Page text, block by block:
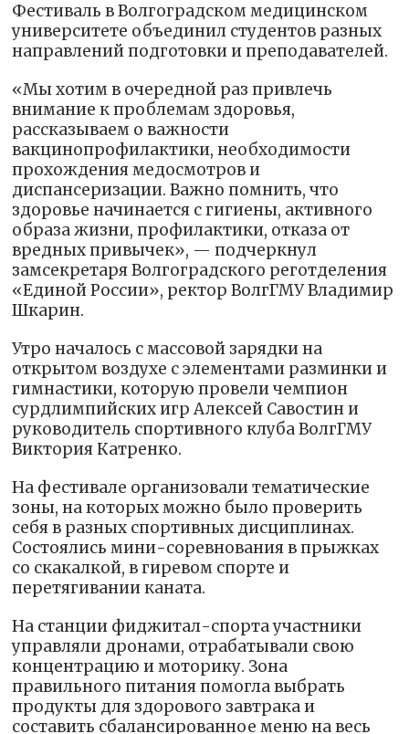
Фестиваль в Волгоградском медицинском
университете объединил студентов разных
направлений подготовки и преподавателей.
«Мы хотим в очередной раз привлечь
внимание к проблемам здоровья,
рассказываем о важности
вакцинопрофилактики, необходимости
прохождения медосмотров и
диспансеризации. Важно помнить, что
здоровье начинается с гигиены, активного
образа жизни, профилактики, отказа от
вредных привычек», — подчеркнул
замсекретаря Волгоградского реготделения
«Единой России», ректор ВолгГМУ Владимир
Шкарин.
Утро началось с массовой зарядки на
открытом воздухе с элементами разминки и
гимнастики, которую провели чемпион
сурдлимпийских игр Алексей Савостин и
руководитель спортивного клуба ВолгГМУ
Виктория Катренко.
На фестивале организовали тематические
зоны, на которых можно было проверить
себя в разных спортивных дисциплинах.
Состоялись мини-соревнования в прыжках
со скакалкой, в гиревом спорте и
перетягивании каната.
На станции фиджитал-спорта участники
управляли дронами, отрабатывали свою
концентрацию и моторику. Зона
правильного питания помогла выбрать
продукты для здорового завтрака и
составить сбалансированное меню на весь